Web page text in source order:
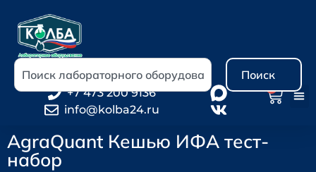
Поиск
+7 473 200 9136
info@kolba24.ru
AgraQuant Кешью ИФА тест-
набор